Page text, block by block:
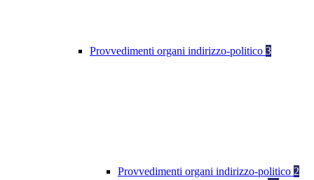
Provvedimenti organi indirizzo-politico 3
Provvedimenti organi indirizzo-politico 2